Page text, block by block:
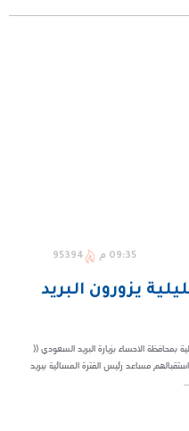
09:35 م 95394
يزورون البريد
بمحافظة الاحساء بزيارة البريد السعودي ((
مساعد رئيس الفترة المسائية ببريد